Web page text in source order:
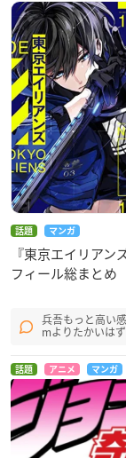
話題 マンガ
『東京エイリア
フィール総まとめ
兵吾もっと高い
mよりたかいはず
話題 アニメ マンガ